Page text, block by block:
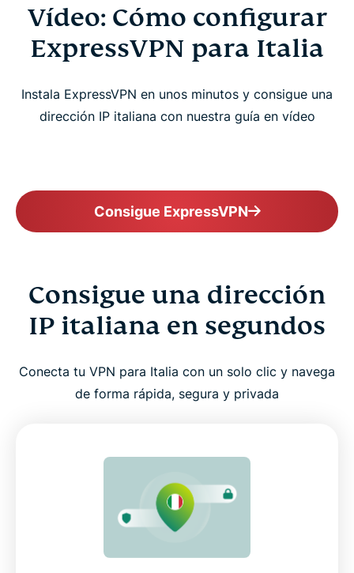
Vídeo: Cómo configurar
ExpressVPN para Italia
Instala ExpressVPN en unos minutos y consigue una
dirección IP italiana con nuestra guía en vídeo
Consigue ExpressVPN
Consigue una dirección
IP italiana en segundos
Conecta tu VPN para Italia con un solo clic y navega
de forma rápida, segura y privada